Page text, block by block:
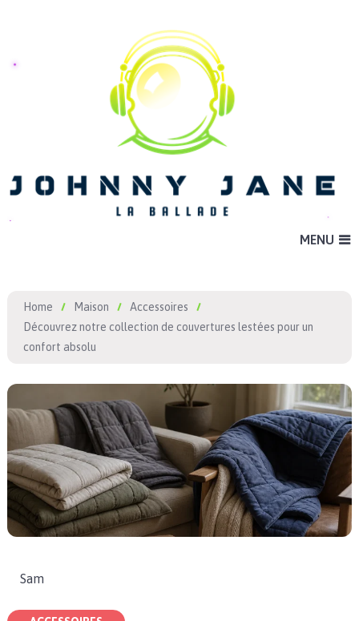
MENU
Home Maison
Accessoires
Découvrez notre collection de couvertures lestées pour un
confort absolu
Sam